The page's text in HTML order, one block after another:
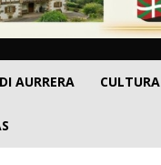
AURRERA CULTURA